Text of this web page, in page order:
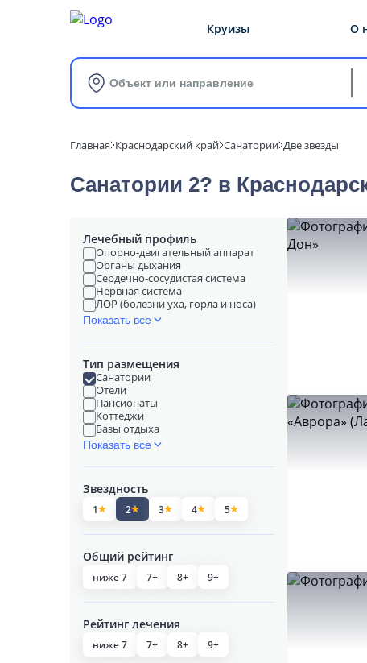
Круизы О
Объект или направление
Главная Краснодарский край Санатории Две звезды
Санатории 2? в
Лечебный профиль
Опорно-двигательный аппарат
Органы дыхания
Сердечно-сосудистая система
Нервная система
ЛОР (болезни уха, горла и носа)
Показать все
Тип размещения
Санатории
Отели
Пансионаты
Коттеджи
Базы отдыха
Показать все
Звездность
1 2 3 4 5
Общий рейтинг
ниже 7 7+ 8+ 9+
Рейтинг лечения
ниже 7 7+ 8+ 9+